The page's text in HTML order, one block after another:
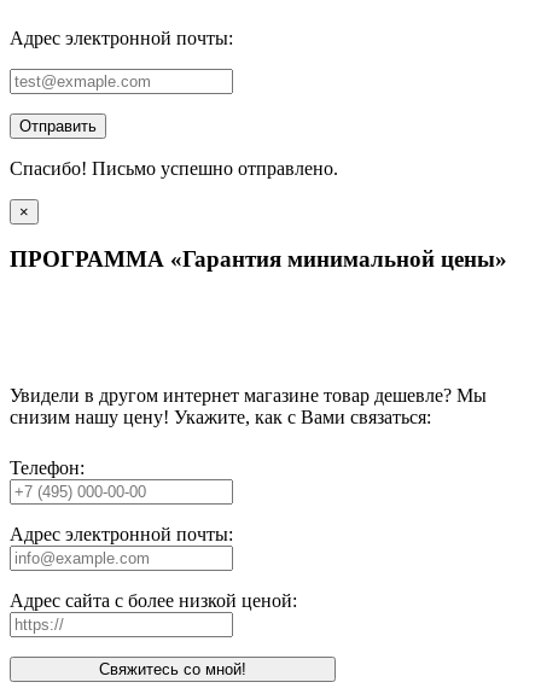
Адрес электронной почты:
Отправить
Спасибо! Письмо успешно отправлено.
×
ПРОГРАММА «Гарантия минимальной цены»
Увидели в другом интернет магазине товар дешевле? Мы
снизим нашу цену! Укажите, как с Вами связаться:
Телефон:
Адрес электронной почты:
Адрес сайта с более низкой ценой:
Свяжитесь со мной!